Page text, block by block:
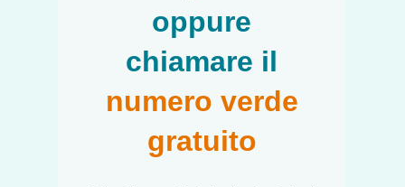
oppure
chiamare il
numero verde
gratuito